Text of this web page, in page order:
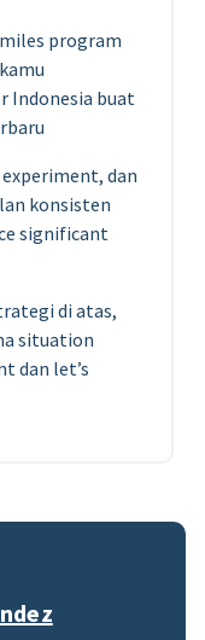
program
Indonesia buat
dan
konsisten
significant
di atas,
situation
dan let’s